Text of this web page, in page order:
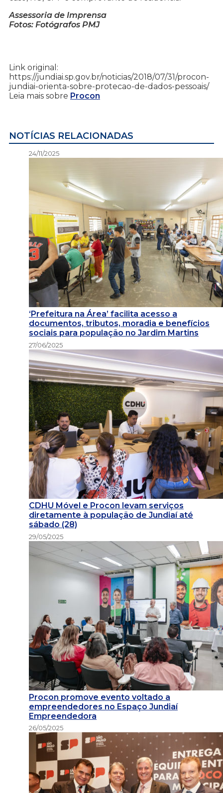
Assessoria de Imprensa
Fotos: Fotógrafos PMJ
Link original:
https://jundiai.sp.gov.br/noticias/2018/07/31/procon-
jundiai-orienta-sobre-protecao-de-dados-pessoais/
Leia mais sobre Procon
NOTÍCIAS RELACIONADAS
24/11/2025
‘Prefeitura na Área’ facilita acesso a
documentos, tributos, moradia e benefícios
sociais para população no Jardim Martins
27/06/2025
CDHU Móvel e Procon levam serviços
diretamente à população de Jundiaí até
sábado (28)
29/05/2025
Procon promove evento voltado a
empreendedores no Espaço Jundiaí
Empreendedora
26/05/2025